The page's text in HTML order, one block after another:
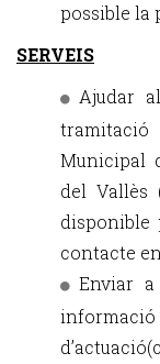
possible la
SERVEIS
Ajudar
tramitació
Municipal
del Vallès
contacte
Enviar